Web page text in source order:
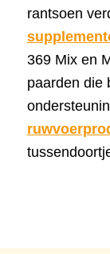
rantsoen
369 Mix en
paarden die